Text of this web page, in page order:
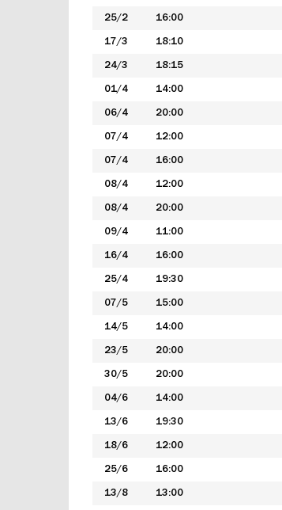
25/2 16:00
17/3 18:10
24/3 18:15
01/4 14:00
06/4 20:00
07/4 12:00
07/4 16:00
08/4 12:00
08/4 20:00
09/4 11:00
16/4 16:00
25/4 19:30
07/5 15:00
14/5 14:00
23/5 20:00
30/5 20:00
04/6 14:00
13/6 19:30
18/6 12:00
25/6 16:00
13/8 13:00